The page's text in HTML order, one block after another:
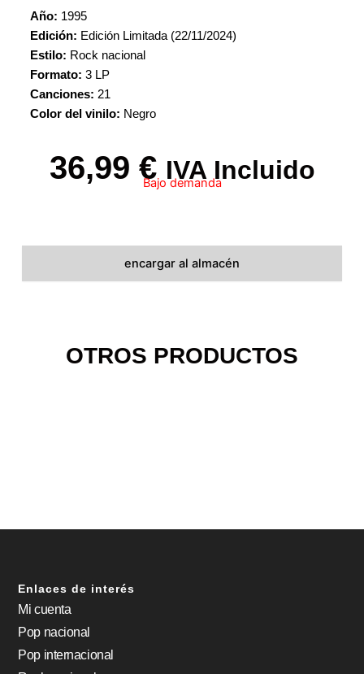
encargar al almacén
Año: 1995
Edición: Edición Limitada (22/11/2024)
Estilo: Rock nacional
Formato: 3 LP
Canciones: 21
Color del vinilo: Negro
36,99 € IVA Incluido
Bajo demanda
OTROS PRODUCTOS
Enlaces de interés
Mi cuenta
Pop nacional
Pop internacional